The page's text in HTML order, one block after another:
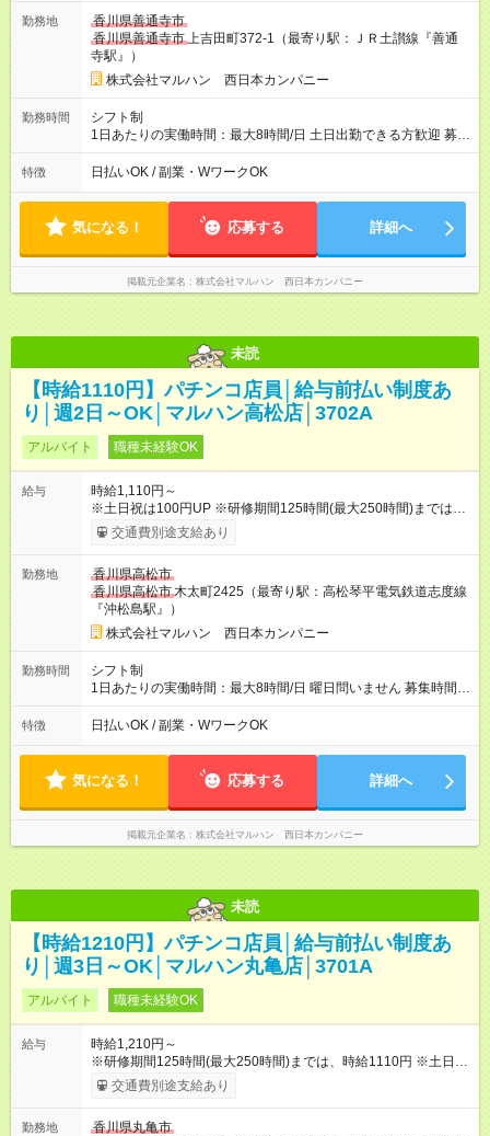
勤務地
香川県善通寺市
香川県善通寺市上吉田町372-1（最寄り駅：ＪＲ土讃線『善通
寺駅』）
株式会社マルハン 西日本カンパニー
勤務時間
シフト制
1日あたりの実働時間：最大8時間/日 土日出勤できる方歓迎 募集
時間帯：8:00-17:00/15:30-24:30 詳しくは下記お問い合わせ電話
番号へご連絡ください。 0120-314-508(9時～20時土日祝も受
特徴 日払いOK / 副業・WワークOK
気になる！ 応募する 詳細へ
掲載元企業名 株式会社マルハン 西日本カンパニー
未読
【時給1110円】パチンコ店員│給与前払い制度あ
り│週2日～OK│マルハン高松店│3702A
アルバイト 職種未経験OK
給与
時給1,110円～
※土日祝は100円UP ※研修期間125時間(最大250時間)までは、
時給1,036円 ※22時以降時給25％ＵＰ 【試用期間】試用期間な
交通費別途支給あり
勤務地
香川県高松市
香川県高松市木太町2425（最寄り駅：高松琴平電気鉄道志度線
『沖松島駅』）
株式会社マルハン 西日本カンパニー
勤務時間
シフト制
1日あたりの実働時間：最大8時間/日 曜日問いません 募集時間
帯：8:00-17:00/15:30-24:30 詳しくは下記お問い合わせ電話番号
へご連絡ください。 0120-314-508(9時～20時土日祝も受付) 1
特徴 日払いOK / 副業・WワークOK
気になる！ 応募する 詳細へ
掲載元企業名 株式会社マルハン 西日本カンパニー
未読
【時給1210円】パチンコ店員│給与前払い制度あ
り│週3日～OK│マルハン丸亀店│3701A
アルバイト 職種未経験OK
給与
時給1,210円～
※研修期間125時間(最大250時間)までは、時給1110円 ※土日祝
交通費別途支給あり
勤務地
香川県丸亀市